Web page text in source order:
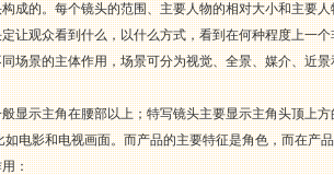
成的。每个镜头的范围、主要人物的相对大小和主要
让观众看到什么，以什么方式，看到在何种程度上一
场景的主体作用，场景可分为视觉、全景、媒介、近
显示主角在腰部以上；特写镜头主要显示主角头顶上
如电影和电视画面。而产品的主要特征是角色，而在
：